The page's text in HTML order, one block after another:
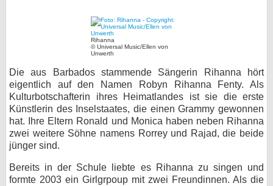
Rihanna
© Universal Music/Ellen von
Unwerth
Die aus Barbados stammende Sängerin Rihanna hört
eigentlich auf den Namen Robyn Rihanna Fenty. Als
Kulturbotschafterin ihres Heimatlandes ist sie die erste
Künstlerin des Inselstaates, die einen Grammy gewonnen
hat. Ihre Eltern Ronald und Monica haben neben Rihanna
zwei weitere Söhne namens Rorrey und Rajad, die beide
jünger sind.
Bereits in der Schule liebte es Rihanna zu singen und
formte 2003 ein Girlgrpoup mit zwei Freundinnen. Als die
KULTUR
Specials
Gewinnspiele
Forum
bei X
bei Facebook